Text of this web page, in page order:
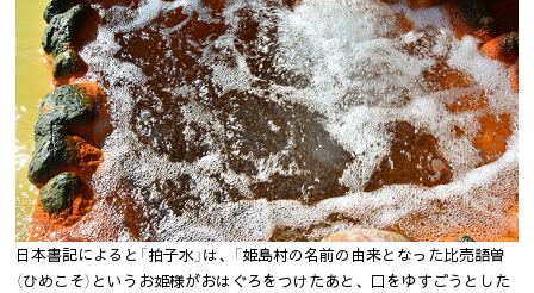
日本書記によると「拍子水」は、「姫島村の名前の由来となった比売語曽
（ひめこそ）というお姫様がおはぐろをつけたあと、口をゆすごうとした